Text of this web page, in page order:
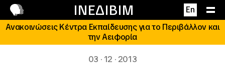
ΙΝΕΔΙΒΙΜ En
Επικοινωνία
Ανακοινώσεις Κέντρα Εκπαίδευσης για το Περιβάλλον και
την Αειφορία
03 · 12 · 2013